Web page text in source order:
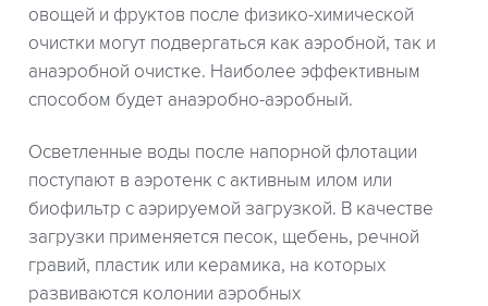
овощей и фруктов после физико-химической
очистки могут подвергаться как аэробной, так и
анаэробной очистке. Наиболее эффективным
способом будет анаэробно-аэробный.
Осветленные воды после напорной флотации
поступают в аэротенк с активным илом или
биофильтр с аэрируемой загрузкой. В качестве
загрузки применяется песок, щебень, речной
гравий, пластик или керамика, на которых
развиваются колонии аэробных